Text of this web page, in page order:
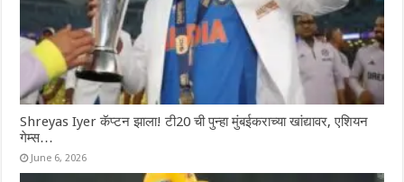
Shreyas Iyer कॅप्टन झाला! टी20 ची पुन्हा मुंबईकराच्या खांद्यावर, एशियन
गेम्स…
June 6, 2026